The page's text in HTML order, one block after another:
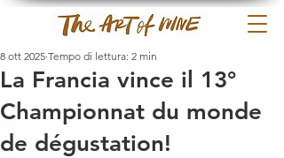
La Francia vince il 13°
Championnat du monde
de dégustation!
8 ott 2025 Tempo di lettura: 2 min